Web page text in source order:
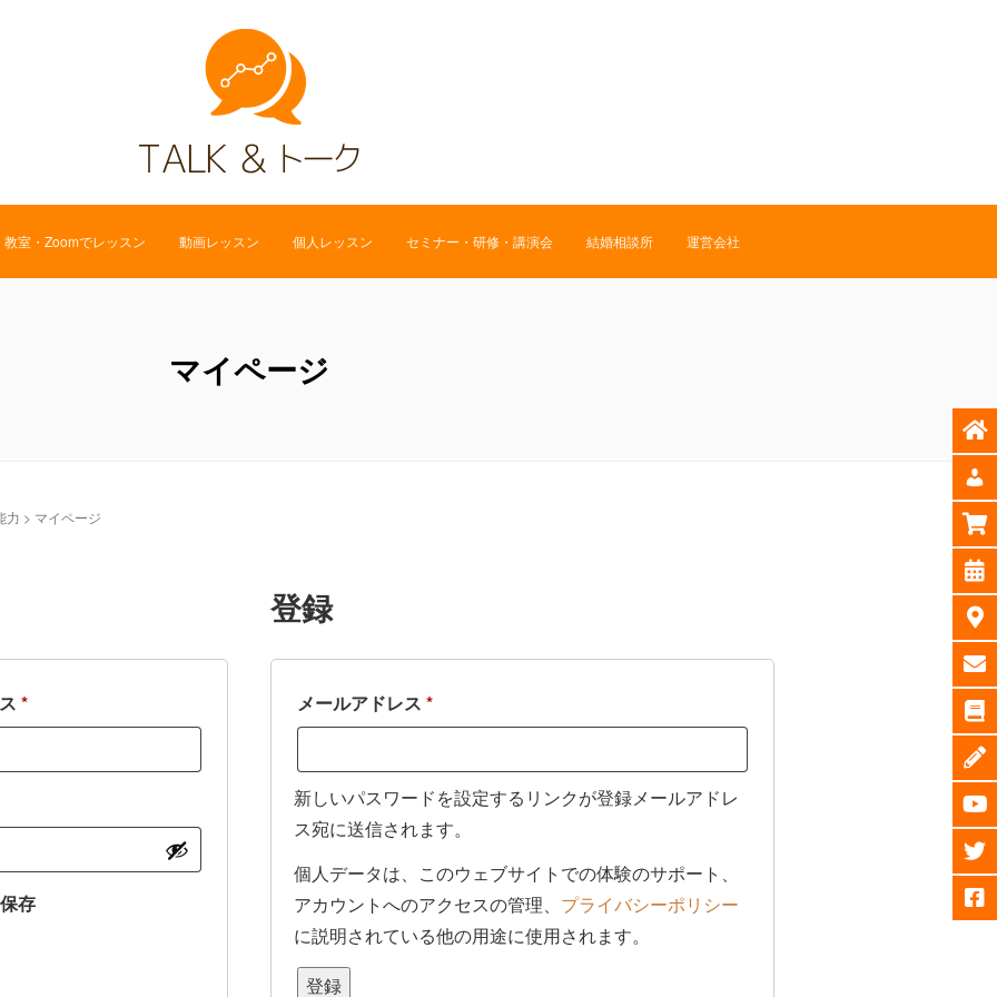
教室・Zoomでレッスン 動画レッスン 個人レッスン セミナー・研修・講演会 結婚相談所 運営会社
マイページ
力 > マイページ
*必
存
登録
メールアドレス *必
新しいパスワードを設定するリンクが登録メールアドレ
ス宛に送信されます。
個人データは、このウェブサイトでの体験のサポート、
アカウントへのアクセスの管理、 プライバシーポリシー
に説明されている他の用途に使用されます。
登録